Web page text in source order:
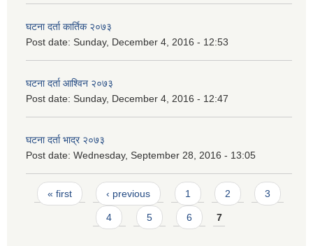
घटना दर्ता कार्तिक २०७३
Post date: Sunday, December 4, 2016 - 12:53
घटना दर्ता आश्विन २०७३
Post date: Sunday, December 4, 2016 - 12:47
घटना दर्ता भाद्र २०७३
Post date: Wednesday, September 28, 2016 - 13:05
Pages
« first ‹ previous 1 2 3
4 5 6 7